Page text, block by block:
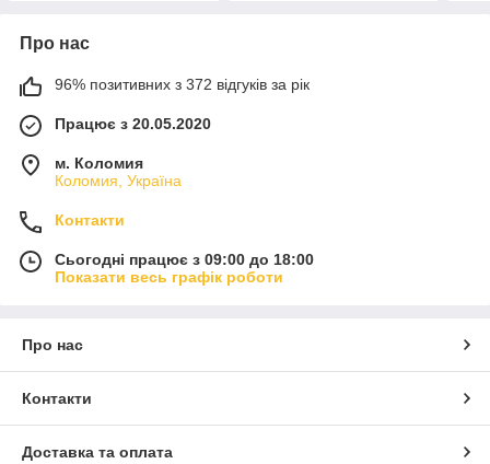
Про нас
96% позитивних з 372 відгуків за рік
Працює з 20.05.2020
м. Коломия
Коломия, Україна
Контакти
Сьогодні працює з 09:00 до 18:00
Показати весь графік роботи
Про нас
Контакти
Доставка та оплата